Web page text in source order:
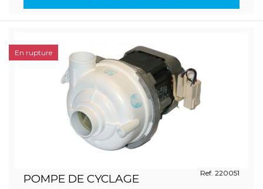
POMPE DE CYCLAGE
Ref. 220051
En rupture